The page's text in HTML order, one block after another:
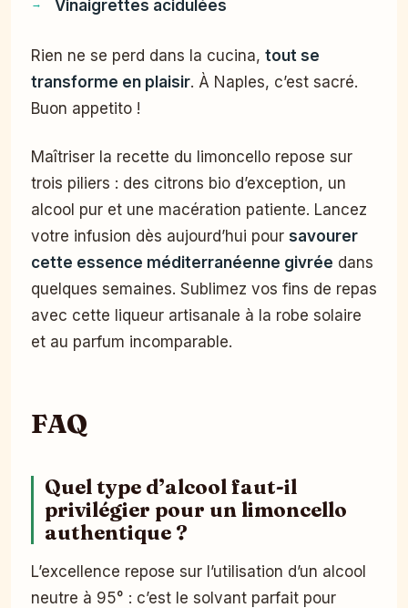
Vinaigrettes acidulées
Rien ne se perd dans la cucina, tout se
transforme en plaisir. À Naples, c’est sacré.
Buon appetito !
Maîtriser la recette du limoncello repose sur
trois piliers : des citrons bio d’exception, un
alcool pur et une macération patiente. Lancez
votre infusion dès aujourd’hui pour savourer
cette essence méditerranéenne givrée dans
quelques semaines. Sublimez vos fins de repas
avec cette liqueur artisanale à la robe solaire
et au parfum incomparable.
FAQ
Quel type d’alcool faut-il
privilégier pour un limoncello
authentique ?
L’excellence repose sur l’utilisation d’un alcool
neutre à 95° : c’est le solvant parfait pour